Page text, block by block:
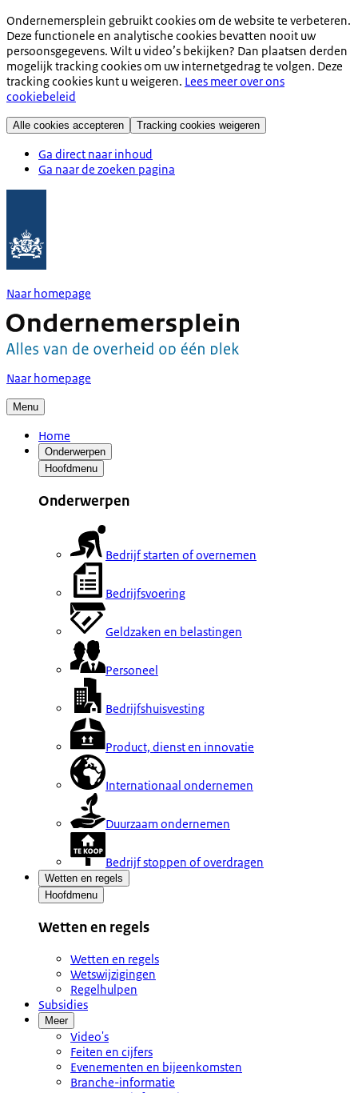
Ondernemersplein gebruikt cookies om de website te verbeteren.
Deze functionele en analytische cookies bevatten nooit uw
persoonsgegevens. Wilt u video’s bekijken? Dan plaatsen derden
mogelijk tracking cookies om uw internetgedrag te volgen. Deze
tracking cookies kunt u weigeren. Lees meer over ons
cookiebeleid
Alle cookies accepteren Tracking cookies weigeren
Ga direct naar inhoud
Ga naar de zoeken pagina
Naar homepage
Naar homepage
Menu
Home
Onderwerpen
Hoofdmenu
Onderwerpen
Bedrijf starten of overnemen
Bedrijfsvoering
Geldzaken en belastingen
Personeel
Bedrijfshuisvesting
Product, dienst en innovatie
Internationaal ondernemen
Duurzaam ondernemen
Bedrijf stoppen of overdragen
Wetten en regels
Hoofdmenu
Wetten en regels
Wetten en regels
Wetswijzigingen
Regelhulpen
Subsidies
Meer
Video's
Feiten en cijfers
Evenementen en bijeenkomsten
Branche-informatie